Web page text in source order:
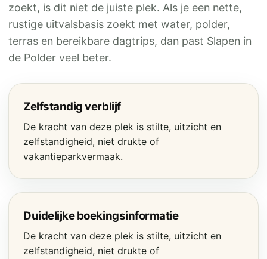
zoekt, is dit niet de juiste plek. Als je een nette,
rustige uitvalsbasis zoekt met water, polder,
terras en bereikbare dagtrips, dan past Slapen in
de Polder veel beter.
Zelfstandig verblijf
De kracht van deze plek is stilte, uitzicht en
zelfstandigheid, niet drukte of
vakantieparkvermaak.
Duidelijke boekingsinformatie
De kracht van deze plek is stilte, uitzicht en
zelfstandigheid, niet drukte of